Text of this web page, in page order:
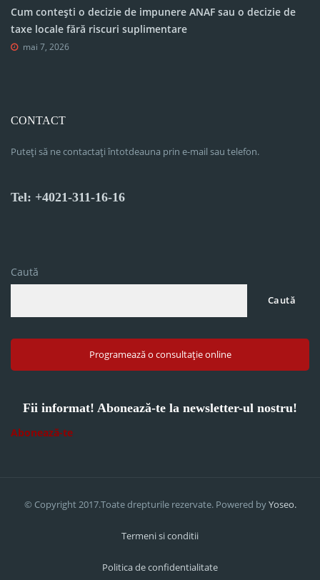
Cum contești o decizie de impunere ANAF sau o decizie de
taxe locale fără riscuri suplimentare
mai 7, 2026
CONTACT
Puteți să ne contactați întotdeauna prin e-mail sau telefon.
Tel: +4021-311-16-16
Caută
Caută
Programează o consultație online
Fii informat! Abonează-te la newsletter-ul nostru!
Abonează-te
© Copyright 2017.Toate drepturile rezervate. Powered byYoseo.
Termeni si conditii
Politica de confidentialitate